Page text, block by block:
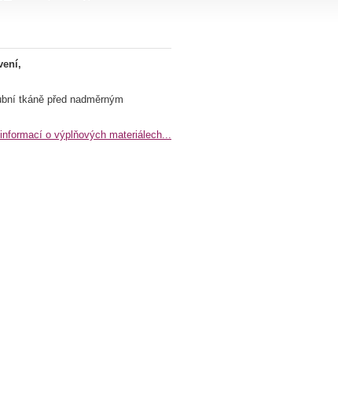
tkáně před nadměrným
o výplňových materiálech...